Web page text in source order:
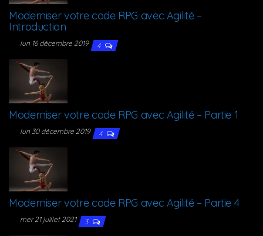
Moder­ni­ser votre code RPG avec Agi­li­té –
Introduction
lun 16 décembre 2019 4
Moder­ni­ser votre code RPG avec Agi­li­té – Par­tie 1
lun 30 décembre 2019 4
Moder­ni­ser votre code RPG avec Agi­li­té – Par­tie 4
mer 21 juillet 2021 3